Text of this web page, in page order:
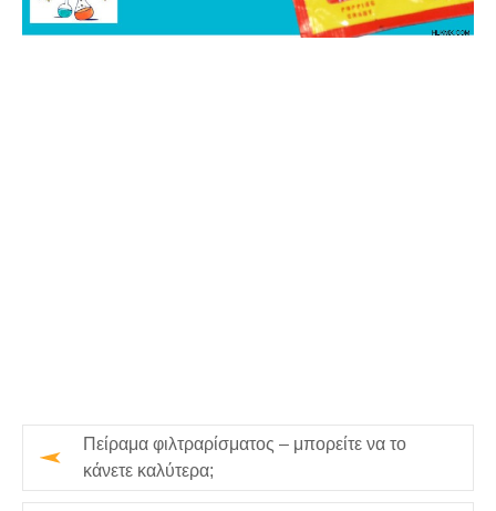
Πείραμα φιλτραρίσματος – μπορείτε να το
κάνετε καλύτερα;